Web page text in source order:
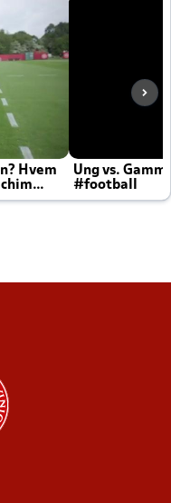
Hvem
Ung vs.
#football